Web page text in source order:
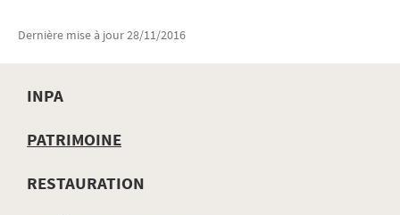
Dernière mise à jour28/11/2016
MENU
DE
INPA
PATRIMOINE
RESTAURATION